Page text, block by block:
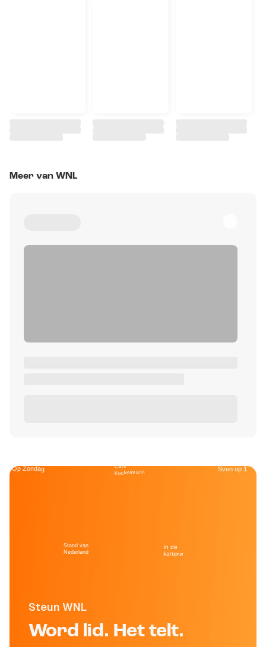
Meer van WNL
Steun WNL
Word lid. Het telt.
Op Zondag
Stand van
Nederland
Café
Kockelmann
In de
kantine
Sven op 1